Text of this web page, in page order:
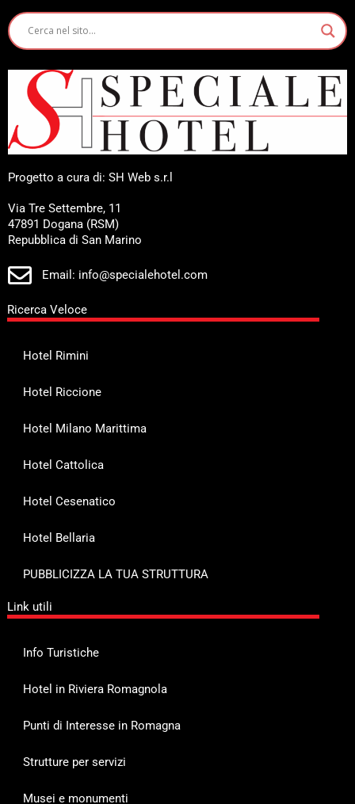
Progetto a cura di: SH Web s.r.l
Via Tre Settembre, 11
47891 Dogana (RSM)
Repubblica di San Marino
Email: info@specialehotel.com
Ricerca Veloce
Hotel Rimini
Hotel Riccione
Hotel Milano Marittima
Hotel Cattolica
Hotel Cesenatico
Hotel Bellaria
PUBBLICIZZA LA TUA STRUTTURA
Link utili
Info Turistiche
Hotel in Riviera Romagnola
Punti di Interesse in Romagna
Strutture per servizi
Musei e monumenti